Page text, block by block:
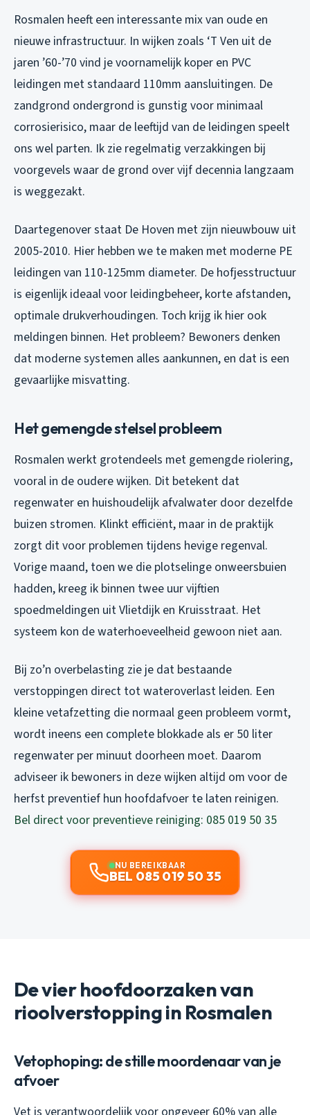
Rosmalen heeft een interessante mix van oude en
nieuwe infrastructuur. In wijken zoals ‘T Ven uit de
jaren ’60-’70 vind je voornamelijk koper en PVC
leidingen met standaard 110mm aansluitingen. De
zandgrond ondergrond is gunstig voor minimaal
corrosierisico, maar de leeftijd van de leidingen speelt
ons wel parten. Ik zie regelmatig verzakkingen bij
voorgevels waar de grond over vijf decennia langzaam
is weggezakt.
Daartegenover staat De Hoven met zijn nieuwbouw uit
2005-2010. Hier hebben we te maken met moderne PE
leidingen van 110-125mm diameter. De hofjesstructuur
is eigenlijk ideaal voor leidingbeheer, korte afstanden,
optimale drukverhoudingen. Toch krijg ik hier ook
meldingen binnen. Het probleem? Bewoners denken
dat moderne systemen alles aankunnen, en dat is een
gevaarlijke misvatting.
Het gemengde stelsel probleem
Rosmalen werkt grotendeels met gemengde riolering,
vooral in de oudere wijken. Dit betekent dat
regenwater en huishoudelijk afvalwater door dezelfde
buizen stromen. Klinkt efficiënt, maar in de praktijk
zorgt dit voor problemen tijdens hevige regenval.
Vorige maand, toen we die plotselinge onweersbuien
hadden, kreeg ik binnen twee uur vijftien
spoedmeldingen uit Vlietdijk en Kruisstraat. Het
systeem kon de waterhoeveelheid gewoon niet aan.
Bij zo’n overbelasting zie je dat bestaande
verstoppingen direct tot wateroverlast leiden. Een
kleine vetafzetting die normaal geen probleem vormt,
wordt ineens een complete blokkade als er 50 liter
regenwater per minuut doorheen moet. Daarom
adviseer ik bewoners in deze wijken altijd om voor de
herfst preventief hun hoofdafvoer te laten reinigen.
Bel direct voor preventieve reiniging: 085 019 50 35
NU BEREIKBAAR
BEL 085 019 50 35
De vier hoofdoorzaken van
rioolverstopping in Rosmalen
Vetophoping: de stille moordenaar van je
afvoer